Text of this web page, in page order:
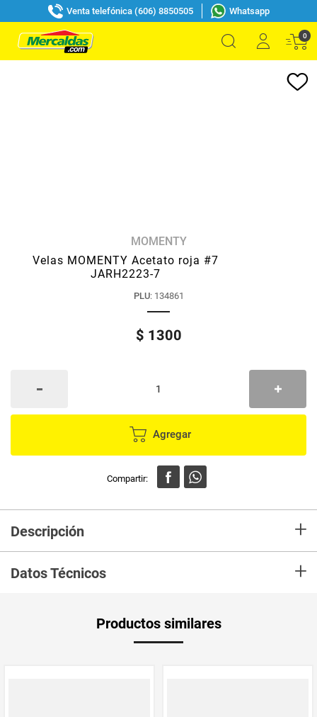
Venta telefónica (606) 8850505 Whatsapp
0
MOMENTY
Velas MOMENTY Acetato roja #7
JARH2223-7
PLU: 134861
$ 1300
Agregar
Descripción +
Datos Técnicos +
Productos similares